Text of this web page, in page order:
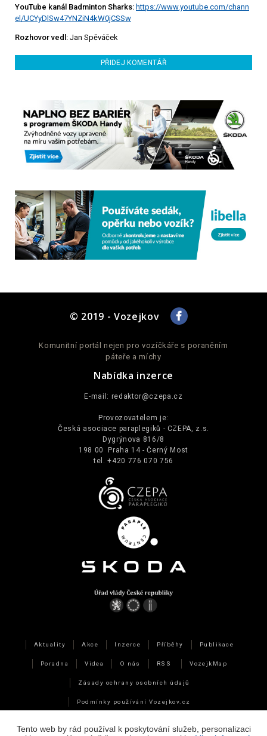
Tento web by rád používal k poskytování služeb, personalizaci
YouTube kanál Badminton Sharks: https://www.youtube.com/chann
el/UCYyDlSw47YNZiN4kW0jCSSw
Rozhovor vedl: Jan Spěváček
PŘIDEJ KOMENTÁŘ
© 2019 - Vozejkov
Komunitní portál nejen pro vozíčkáře s poraněním
páteře a míchy
Nabídka inzerce
E-mail: redaktor@czepa.cz
Provozovatelem je:
Česká asociace paraplegiků - CZEPA, z.s.
Dygrýnova 816/8
198 00 Praha 14 - Černý Most
tel. +420 776 070 756
Aktuality Akce Inzerce Příběhy Publikace
Poradna Videa O nás RSS VozejkMap
Zásady ochrany osobních údajů
Podmínky používání Vozejkov.cz